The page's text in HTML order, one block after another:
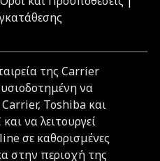
της Carrier
να
Carrier, Toshiba και
να λειτουργεί
σε καθορισμένες
στην περιοχή της